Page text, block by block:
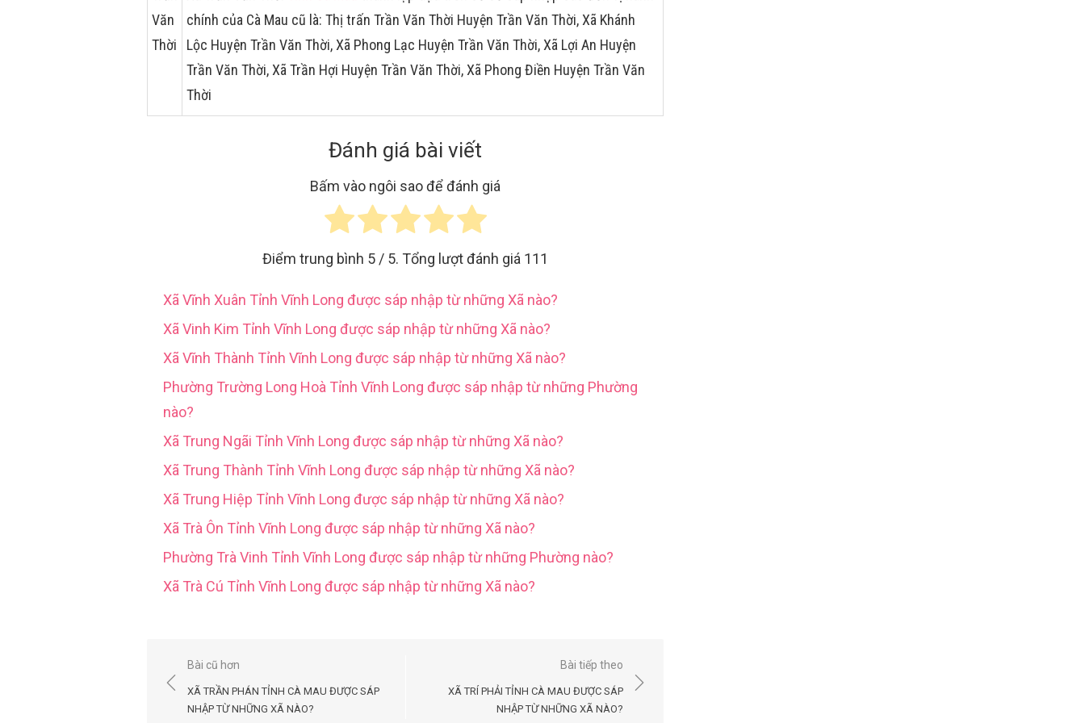
Văn
Thời
chính của Cà Mau cũ là: Thị trấn Trần Văn Thời Huyện Trần Văn Thời, Xã Khánh
Lộc Huyện Trần Văn Thời, Xã Phong Lạc Huyện Trần Văn Thời, Xã Lợi An Huyện
Trần Văn Thời, Xã Trần Hợi Huyện Trần Văn Thời, Xã Phong Điền Huyện Trần Văn
Thời
Đánh giá bài viết
Bấm vào ngôi sao để đánh giá
Điểm trung bình 5 / 5. Tổng lượt đánh giá 111
Xã Vĩnh Xuân Tỉnh Vĩnh Long được sáp nhập từ những Xã nào?
Xã Vinh Kim Tỉnh Vĩnh Long được sáp nhập từ những Xã nào?
Xã Vĩnh Thành Tỉnh Vĩnh Long được sáp nhập từ những Xã nào?
Phường Trường Long Hoà Tỉnh Vĩnh Long được sáp nhập từ những Phường
nào?
Xã Trung Ngãi Tỉnh Vĩnh Long được sáp nhập từ những Xã nào?
Xã Trung Thành Tỉnh Vĩnh Long được sáp nhập từ những Xã nào?
Xã Trung Hiệp Tỉnh Vĩnh Long được sáp nhập từ những Xã nào?
Xã Trà Ôn Tỉnh Vĩnh Long được sáp nhập từ những Xã nào?
Phường Trà Vinh Tỉnh Vĩnh Long được sáp nhập từ những Phường nào?
Xã Trà Cú Tỉnh Vĩnh Long được sáp nhập từ những Xã nào?
Điều
hướng
Bài cũ hơn
XÃ TRẦN PHÁN TỈNH CÀ MAU ĐƯỢC SÁP
NHẬP TỪ NHỮNG XÃ NÀO?
Bài tiếp theo
XÃ TRÍ PHẢI TỈNH CÀ MAU ĐƯỢC SÁP
NHẬP TỪ NHỮNG XÃ NÀO?